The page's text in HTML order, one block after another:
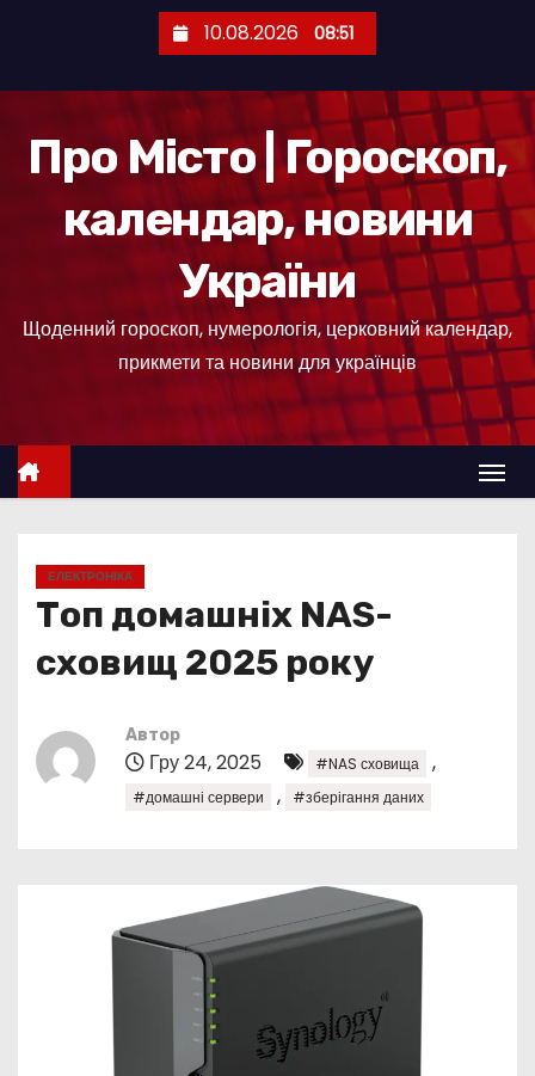
е
10.08.2026 08:51
Про Місто | Гороскоп,
календар, новини
України
Щоденний гороскоп, нумерологія, церковний календар,
прикмети та новини для українців
ЕЛЕКТРОНІКА
Топ домашніх NAS-
сховищ 2025 року
Автор
Гру 24, 2025 #NAS сховища ,
#домашні сервери , #зберігання даних